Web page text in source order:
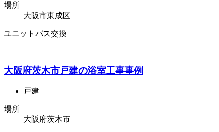
場所
大阪市東成区
ユニットバス交換
大阪府茨木市戸建の浴室工事事例
戸建
場所
大阪府茨木市